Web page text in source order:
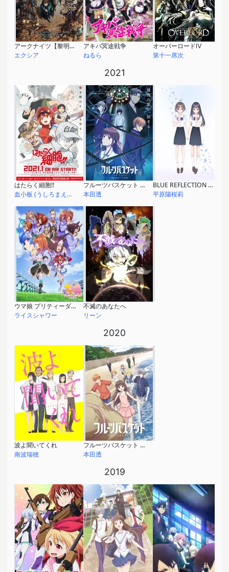
アークナイツ【黎明前奏/PRELUDE TO DAWN】
エクシア
アキバ冥途戦争
ねるら
オーバーロードⅣ
第十一席次
2021
はたらく細胞!!
血小板 (うしろまえちゃん)
フルーツバスケット The Final
本田透
BLUE REFLECTION RAY/澪
平原陽桜莉
ウマ娘 プリティーダービー Season 2
ライスシャワー
不滅のあなたへ
リーン
2020
波よ聞いてくれ
南波瑞穂
フルーツバスケット 2nd Season
本田透
2019